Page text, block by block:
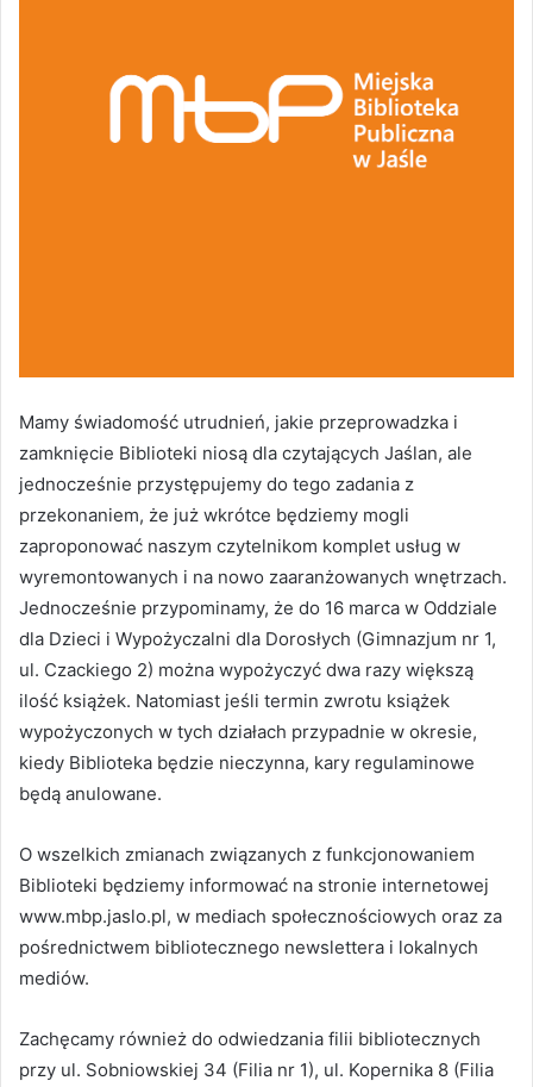
Mamy świadomość utrudnień, jakie przeprowadzka i
zamknięcie Biblioteki niosą dla czytających Jaślan, ale
jednocześnie przystępujemy do tego zadania z
przekonaniem, że już wkrótce będziemy mogli
zaproponować naszym czytelnikom komplet usług w
wyremontowanych i na nowo zaaranżowanych wnętrzach.
Jednocześnie przypominamy, że do 16 marca w Oddziale
dla Dzieci i Wypożyczalni dla Dorosłych (Gimnazjum nr 1,
ul. Czackiego 2) można wypożyczyć dwa razy większą
ilość książek. Natomiast jeśli termin zwrotu książek
wypożyczonych w tych działach przypadnie w okresie,
kiedy Biblioteka będzie nieczynna, kary regulaminowe
będą anulowane.
O wszelkich zmianach związanych z funkcjonowaniem
Biblioteki będziemy informować na stronie internetowej
www.mbp.jaslo.pl, w mediach społecznościowych oraz za
pośrednictwem bibliotecznego newslettera i lokalnych
mediów.
Zachęcamy również do odwiedzania filii bibliotecznych
przy ul. Sobniowskiej 34 (Filia nr 1), ul. Kopernika 8 (Filia